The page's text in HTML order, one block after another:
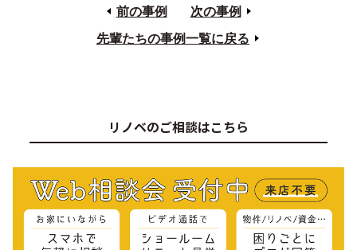
前の事例
次の事例
先輩たちの事例一覧に戻る
リノベのご相談はこちら